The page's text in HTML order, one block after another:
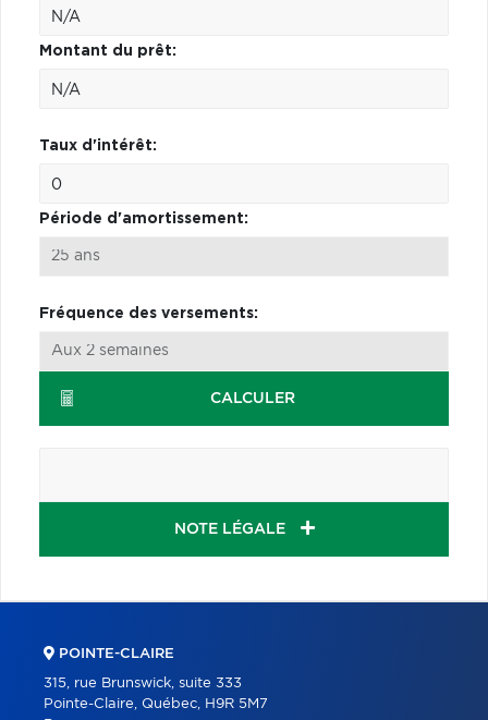
Montant du prêt:
Taux d'intérêt:
Période d'amortissement:
Fréquence des versements:
CALCULER
NOTE LÉGALE
POINTE-CLAIRE
315, rue Brunswick, suite 333
Pointe-Claire, Québec, H9R 5M7